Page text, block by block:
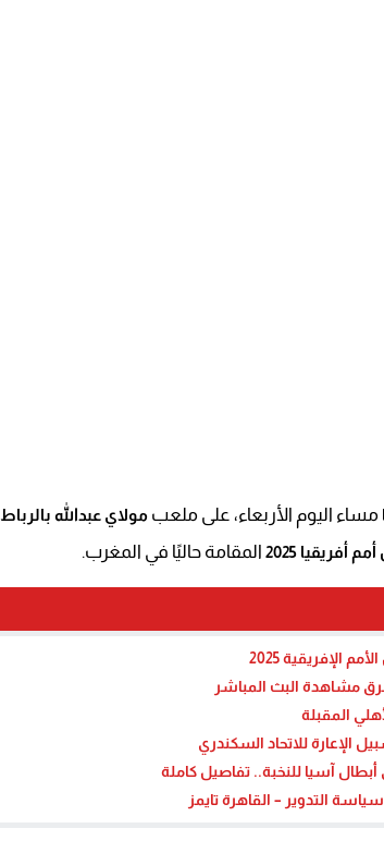
مساء اليوم الأربعاء، على ملعب مولاي عبدالله بالرباط
أفريقيا 2025 المقامة حاليًا في المغرب.
الإفريقية 2025
مشاهدة البث المباشر
المقبلة
الإعارة للاتحاد السكندري
آسيا للنخبة.. تفاصيل كاملة
التدوير – القاهرة تايمز